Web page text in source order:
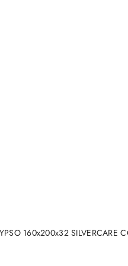
160x200x32 SILVERCARE